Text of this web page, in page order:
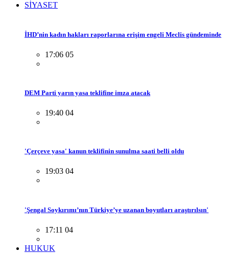
SİYASET
İHD’nin kadın hakları raporlarına erişim engeli Meclis gündeminde
17:06 05
DEM Parti yarın yasa teklifine imza atacak
19:40 04
'Çerçeve yasa' kanun teklifinin sunulma saati belli oldu
19:03 04
'Şengal Soykırımı’nın Türkiye’ye uzanan boyutları araştırılsın'
17:11 04
HUKUK